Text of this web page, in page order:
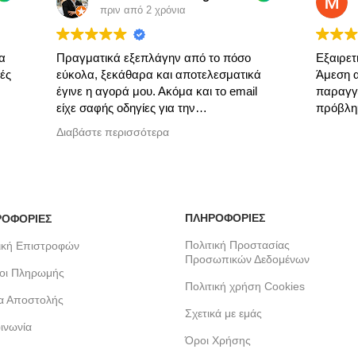
πριν από 2 χρόνια
Πραγματικά εξεπλάγην από το πόσο
εύκολα, ξεκάθαρα και αποτελεσματικά
έγινε η αγορά μου. Ακόμα και το email
είχε σαφής οδηγίες για την
μπορώ να προτείνω κάτι από μεριάς
Διαβάστε περισσότερα
Άμεση
πρόβλημα
Επιστροφών
Πληρωμής
Αποστολής
ΠΛΗΡΟΦΟΡΙΕΣ
Πολιτική Προστασίας
Προσωπικών Δεδομένων
Πολιτική χρήση Cookies
Σχετικά με εμάς
Όροι Χρήσης